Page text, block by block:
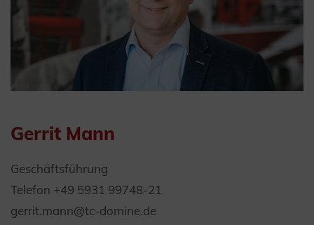
Gerrit Mann
Geschäftsführung
Telefon +49 5931 99748-21
gerrit.mann@tc-domine.de